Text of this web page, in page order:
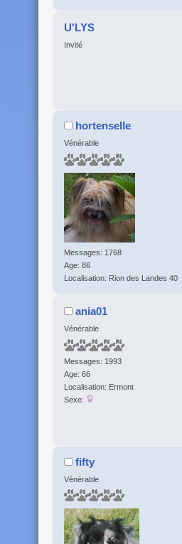
U'LYS
Invité
hortenselle
Vénérable
Messages: 1768
Age: 86
Localisation: Rion des Landes 40
ania01
Vénérable
Messages: 1993
Age: 66
Localisation: Ermont
Sexe:
fifty
Vénérable